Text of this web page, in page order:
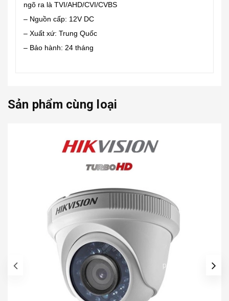
ngõ ra là TVI/AHD/CVI/CVBS
– Nguồn cấp: 12V DC
– Xuất xứ: Trung Quốc
– Bảo hành: 24 tháng
Sản phẩm cùng loại
prev